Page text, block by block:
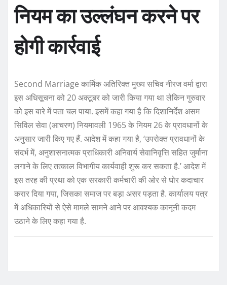
नियम का उल्लंघन करने पर
होगी कार्रवाई
Second Marriage कार्मिक अतिरिक्त मुख्य सचिव नीरज वर्मा द्वारा
इस अधिसूचना को 20 अक्टूबर को जारी किया गया था लेकिन गुरुवार
को इस बारे में पता चल पाया. इसमें कहा गया है कि दिशानिर्देश असम
सिविल सेवा (आचरण) नियमावली 1965 के नियम 26 के प्रावधानों के
अनुसार जारी किए गए हैं. आदेश में कहा गया है, ‘उपरोक्त प्रावधानों के
संदर्भ में, अनुशासनात्मक प्राधिकारी अनिवार्य सेवानिवृत्ति सहित जुर्माना
लगाने के लिए तत्काल विभागीय कार्यवाही शुरू कर सकता है.’ आदेश में
इस तरह की प्रथा को एक सरकारी कर्मचारी की ओर से घोर कदाचार
करार दिया गया, जिसका समाज पर बड़ा असर पड़ता है. कार्यालय पत्र
में अधिकारियों से ऐसे मामले सामने आने पर आवश्यक कानूनी कदम
उठाने के लिए कहा गया है.